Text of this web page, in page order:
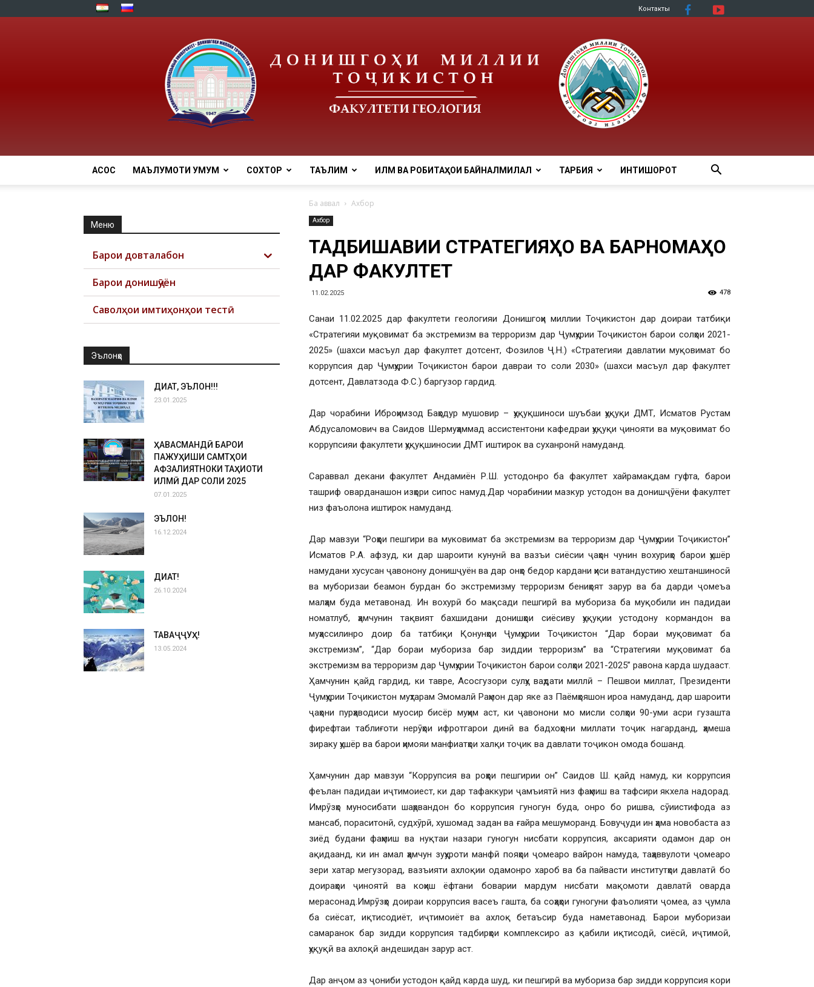
Контакты
АСОСӢ МАЪЛУМОТИ УМУМӢ СОХТОР ТАЪЛИМ ИЛМ ВА РОБИТАҲОИ БАЙНАЛМИЛАЛӢ ТАРБИЯ ИНТИШОРОТ
Ба аввал Ахбор
Ахбор
ТАДБИҚШАВИИ СТРАТЕГИЯҲО ВА БАРНОМАҲО
ДАР ФАКУЛТЕТ
11.02.2025 478
Санаи 11.02.2025 дар факултети геологияи Донишгоҳи миллии Тоҷикистон дар доираи татбиқи
«Стратегияи муқовимат ба экстремизм ва терроризм дар Ҷумҳурии Тоҷикистон барои солҳои 2021-
2025» (шахси масъул дар факултет дотсент, Фозилов Ҷ.Н.) «Стратегияи давлатии муқовимат бо
коррупсия дар Ҷумҳурии Тоҷикистон барои давраи то соли 2030» (шахси масъул дар факултет
дотсент, Давлатзода Ф.С.) баргузор гардид.
Дар чорабини Иброҳимзод Баҳодур мушовир – ҳуқуқшиноси шуъбаи ҳуқуқи ДМТ, Исматов Рустам
Абдусаломович ва Саидов Шермуҳаммад ассистентони кафедраи ҳуқуқи ҷинояти ва муқовимат бо
коррупсияи факултети ҳуқуқшиносии ДМТ иштирок ва суханронӣ намуданд.
Сараввал декани факултет Андамиён Р.Ш. устодонро ба факултет хайрамақдам гуфта, барои
ташриф оварданашон изҳори сипос намуд.Дар чорабинии мазкур устодон ва донишҷӯёни факултет
низ фаъолона иштирок намуданд.
Дар мавзуи “Роҳҳои пешгири ва муковимат ба экстремизм ва терроризм дар Ҷумҳурии Тоҷикистон”
Исматов Р.А. афзуд, ки дар шароити кунунӣ ва вазъи сиёсии ҷаҳон чунин вохуриҳо барои ҳушёр
намудани хусусан ҷавонону донишҷуён ва дар онҳо бедор кардани ҳиси ватандустию хештаншиносӣ
ва муборизаи беамон бурдан бо экстремизму терроризм бениҳоят зарур ва ба дарди ҷомеъа
малҳам буда метавонад. Ин вохурӣ бо мақсади пешгирӣ ва мубориза ба муқобили ин падидаи
номатлуб, ҳамчунин тақвият бахшидани донишҳои сиёсиву ҳуқуқии устодону кормандон ва
муҳассилинро доир ба татбиқи Қонунҳои Ҷумҳурии Тоҷикистон “Дар бораи муқовимат ба
экстремизм”, “Дар бораи мубориза бар зиддии терроризм” ва “Стратегияи муқовимат ба
экстремизм ва терроризм дар Ҷумҳурии Тоҷикистон барои солҳои 2021-2025” равона карда шудааст.
Ҳамчунин қайд гардид, ки тавре, Асосгузори сулҳу ваҳдати миллӣ – Пешвои миллат, Президенти
Ҷумҳурии Тоҷикистон муҳтарам Эмомалӣ Раҳмон дар яке аз Паёмҳояшон ироа намуданд, дар шароити
ҷаҳони пурҳаводиси муосир бисёр муҳим аст, ки ҷавонони мо мисли солҳои 90-уми асри гузашта
фирефтаи таблиғоти нерӯҳои ифротгарои динӣ ва бадхоҳони миллати тоҷик нагарданд, ҳамеша
зираку ҳушёр ва барои ҳимояи манфиатҳои халқи тоҷик ва давлати тоҷикон омода бошанд.
Ҳамчунин дар мавзуи “Коррупсия ва роҳҳои пешгирии он” Саидов Ш. қайд намуд, ки коррупсия
феълан падидаи иҷтимоиест, ки дар тафаккури ҷамъиятӣ низ фаҳмиш ва тафсири якхела надорад.
Имрӯзҳо муносибати шаҳрвандон бо коррупсия гуногун буда, онро бо ришва, сӯиистифода аз
мансаб, пораситонӣ, судхӯрӣ, хушомад задан ва ғайра мешуморанд. Бовуҷуди ин ҳама новобаста аз
зиёд будани фаҳмиш ва нуқтаи назари гуногун нисбати коррупсия, аксарияти одамон дар он
ақидаанд, ки ин амал ҳамчун зуҳуроти манфӣ пояҳои ҷомеаро вайрон намуда, таҳаввулоти ҷомеаро
зери хатар мегузорад, вазъияти ахлоқии одамонро хароб ва ба пайвасти институтҳои давлатӣ бо
доираҳои ҷиноятӣ ва коҳиш ёфтани боварии мардум нисбати мақомоти давлатӣ оварда
мерасонад.Имрӯзҳо доираи коррупсия васеъ гашта, ба соҳаҳои гуногуни фаъолияти ҷомеа, аз ҷумла
ба сиёсат, иқтисодиёт, иҷтимоиёт ва ахлоқ бетаъсир буда наметавонад. Барои муборизаи
самаранок бар зидди коррупсия тадбирҳои комплексиро аз қабили иқтисодӣ, сиёсӣ, иҷтимоӣ,
ҳуқуқӣ ва ахлоқӣ андешидан зарур аст.
Дар анҷом аз ҷониби устодон қайд карда шуд, ки пешгирӣ ва мубориза бар зидди коррупсия кори
Меню
Барои довталабон
Барои донишҷӯён
Саволҳои имтиҳонҳои тестӣ
Эълонҳо
ДИҚҚАТ, ЭЪЛОН!!!
23.01.2025
ҲАВАСМАНДӢ БАРОИ
ПАЖУҲИШИ САМТҲОИ
АФЗАЛИЯТНОКИ ТАҲҚИҚОТИ
ИЛМӢ ДАР СОЛИ 2025
07.01.2025
ЭЪЛОН!
16.12.2024
ДИҚҚАТ!
26.10.2024
ТАВАҶҶУҲ!
13.05.2024